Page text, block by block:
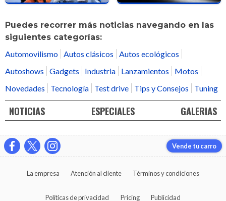
Puedes recorrer más noticias navegando en las
siguientes categorías:
Automovilismo Autos clásicos
Autos ecológicos
Autoshows
Gadgets Industria Lanzamientos
Motos
Novedades
Tecnología Test drive Tips y Consejos Tuning
NOTICIAS ESPECIALES GALERIAS
Vende tu carro
La empresa Atención al cliente Términos y condiciones
Políticas de privacidad Pricing Publicidad